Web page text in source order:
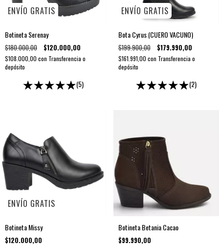
ENVÍO GRATIS
Botineta Serenay
$180.000,00 $120.000,00
$108.000,00 con Transferencia o
depósito
(5)
ENVÍO GRATIS
Bota Cyrus (CUERO VACUNO)
$199.900,00 $179.990,00
$161.991,00 con Transferencia o
depósito
(2)
ENVÍO GRATIS
Botineta Missy
$120.000,00
Botineta Betania Cacao
$99.990,00